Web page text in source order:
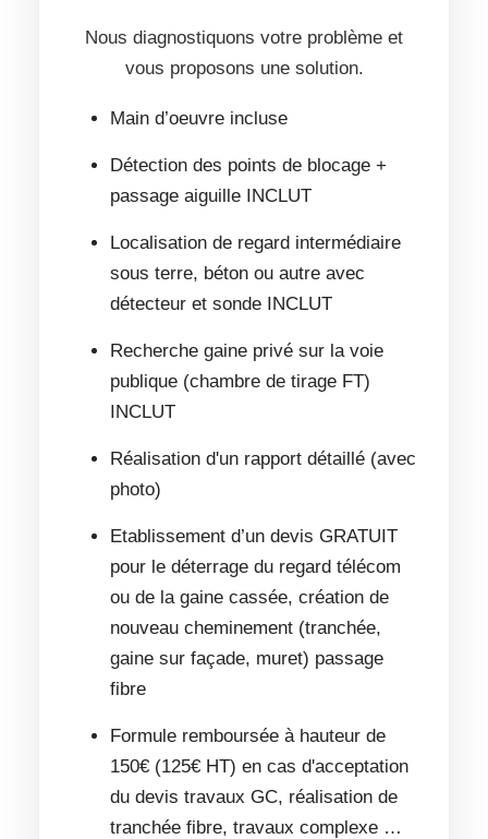
Nous diagnostiquons votre problème et
vous proposons une solution.
Main d’oeuvre incluse
Détection des points de blocage +
passage aiguille INCLUT
Localisation de regard intermédiaire
sous terre, béton ou autre avec
détecteur et sonde INCLUT
Recherche gaine privé sur la voie
publique (chambre de tirage FT)
INCLUT
Réalisation d'un rapport détaillé (avec
photo)
Etablissement d’un devis GRATUIT
pour le déterrage du regard télécom
ou de la gaine cassée, création de
nouveau cheminement (tranchée,
gaine sur façade, muret) passage
fibre
Formule remboursée à hauteur de
150€ (125€ HT) en cas d'acceptation
du devis travaux GC, réalisation de
tranchée fibre, travaux complexe …